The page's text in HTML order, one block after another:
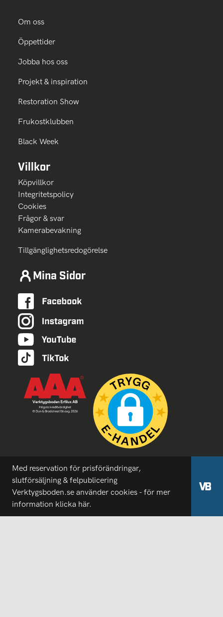
Om oss
Öppettider
Jobba hos oss
Projekt & inspiration
Restoration Show
Frukostklubben
Black Week
Villkor
Köpvillkor
Integritetspolicy
Cookies
Frågor & svar
Kamerabevakning
Tillgänglighetsredogörelse
Mina Sidor
Med reservation för prisförändringar,
slutförsäljning & felpublicering
Verktygsboden.se använder cookies - för mer
information klicka här.